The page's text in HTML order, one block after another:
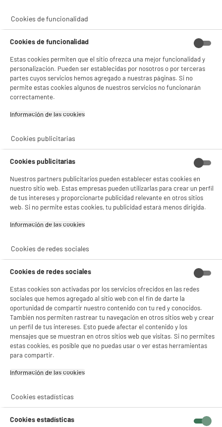
Rechazar todas
BIENVENIDO a ELECTRO
DEPOT
Con el fin de mejorar tu experiencia, y tras tu consentimiento, ELECTRO DEPOT
y sus socios utilizan cookies que procesan tus datos personales para:
- compartir contenido adaptado a tus preferencias
- ofrecer publicidad y comunicaciones personalizadas
- facilitar el intercambio de contenido en las redes sociales
- analizar el tráfico en nuestro sitio web Consulta la política de cookies.
gestionando sus cookies.
¡Buena visita!
Gestionar cookies
Cookies de funcionalidad
Cookies de funcionalidad
Estas cookies permiten que el sitio ofrezca una mejor funcionalidad y
personalización. Pueden ser establecidas por nosotros o por terceras
partes cuyos servicios hemos agregado a nuestras páginas. Si no
permite estas cookies algunos de nuestros servicios no funcionarán
correctamente.
Información de las cookies‎
Cookies publicitarias
Cookies publicitarias
Nuestros partners publicitarios pueden establecer estas cookies en
nuestro sitio web. Estas empresas pueden utilizarlas para crear un perfil
de tus intereses y proporcionarte publicidad relevante en otros sitios
web. Si no permite estas cookies, tu publicidad estará menos dirigida.
Información de las cookies‎
Cookies de redes sociales
Cookies de redes sociales
Estas cookies son activadas por los servicios ofrecidos en las redes
sociales que hemos agregado al sitio web con el fin de darte la
oportunidad de compartir nuestro contenido con tu red y conocidos.
También nos permiten rastrear tu navegación en otros sitios web y crear
un perfil de tus intereses. Esto puede afectar el contenido y los
mensajes que se muestran en otros sitios web que visitas. Si no permites
estas cookies, es posible que no puedas usar o ver estas herramientas
para compartir.
Información de las cookies‎
Cookies estadísticas
Cookies estadísticas